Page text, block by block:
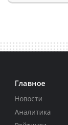
Главное
Новости
Аналитика